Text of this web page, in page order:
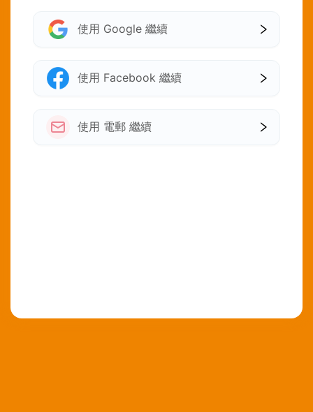
使用 Google 繼續
使用 Facebook 繼續
使用 電郵 繼續